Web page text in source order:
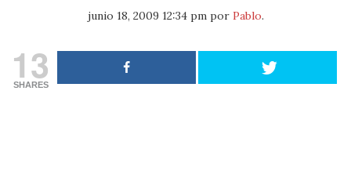
junio 18, 2009 12:34 pmpor Pablo.
13
SHARES